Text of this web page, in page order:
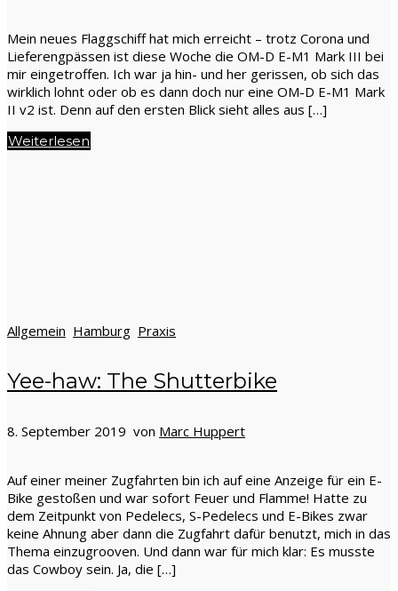
Mein neues Flaggschiff hat mich erreicht – trotz Corona und
Lieferengpässen ist diese Woche die OM-D E-M1 Mark III bei
mir eingetroffen. Ich war ja hin- und her gerissen, ob sich das
wirklich lohnt oder ob es dann doch nur eine OM-D E-M1 Mark
II v2 ist. Denn auf den ersten Blick sieht alles aus […]
Weiterlesen
Allgemein Hamburg Praxis
Yee-haw: The Shutterbike
8. September 2019 von Marc Huppert
Auf einer meiner Zugfahrten bin ich auf eine Anzeige für ein E-
Bike gestoßen und war sofort Feuer und Flamme! Hatte zu
dem Zeitpunkt von Pedelecs, S-Pedelecs und E-Bikes zwar
keine Ahnung aber dann die Zugfahrt dafür benutzt, mich in das
Thema einzugrooven. Und dann war für mich klar: Es musste
das Cowboy sein. Ja, die […]